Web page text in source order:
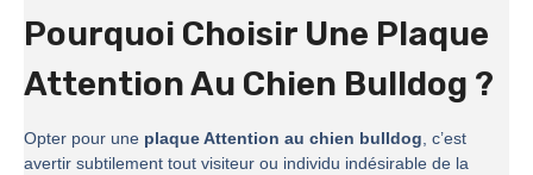
Pourquoi Choisir Une Plaque
Attention Au Chien Bulldog ?
Opter pour une plaque Attention au chien bulldog, c’est
avertir subtilement tout visiteur ou individu indésirable de la